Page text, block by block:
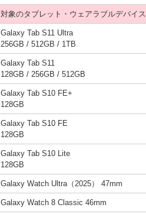
対象のタブレット・ウェアラブルデバイス
Galaxy Tab S11 Ultra
256GB / 512GB / 1TB
Galaxy Tab S11
128GB / 256GB / 512GB
Galaxy Tab S10 FE+
128GB
Galaxy Tab S10 FE
128GB
Galaxy Tab S10 Lite
128GB
Galaxy Watch Ultra（2025） 47mm
Galaxy Watch 8 Classic 46mm